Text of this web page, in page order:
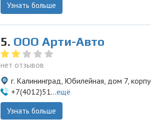
Узнать больше
5. ООО Арти-Авто
нет отзывов
г. Калининград, Юбилейная, дом 7,
+7(4012)51...ещё
Узнать больше